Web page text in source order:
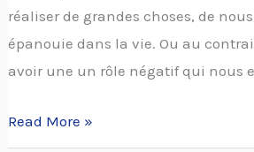
réaliser de grandes choses, de
épanouie dans la vie. Ou au
avoir une un rôle négatif qui nous
Read More »